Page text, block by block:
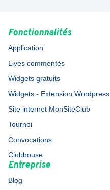
Fonctionnalités
Application
Lives commentés
Widgets gratuits
Widgets - Extension Wordpress
Site internet MonSiteClub
Tournoi
Convocations
Clubhouse
Entreprise
Blog